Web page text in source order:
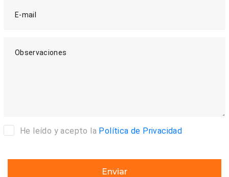
E-mail
Observaciones
He leído y acepto la Política de Privacidad
Enviar